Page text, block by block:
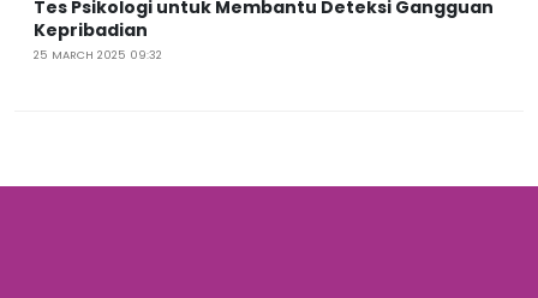
Tes Psikologi untuk Membantu Deteksi Gangguan
Kepribadian
25 MARCH 2025 09:32